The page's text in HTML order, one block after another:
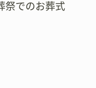
祭でのお葬式